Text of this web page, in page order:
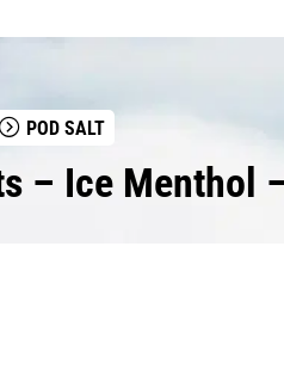
POD SALT
– Ice Menthol